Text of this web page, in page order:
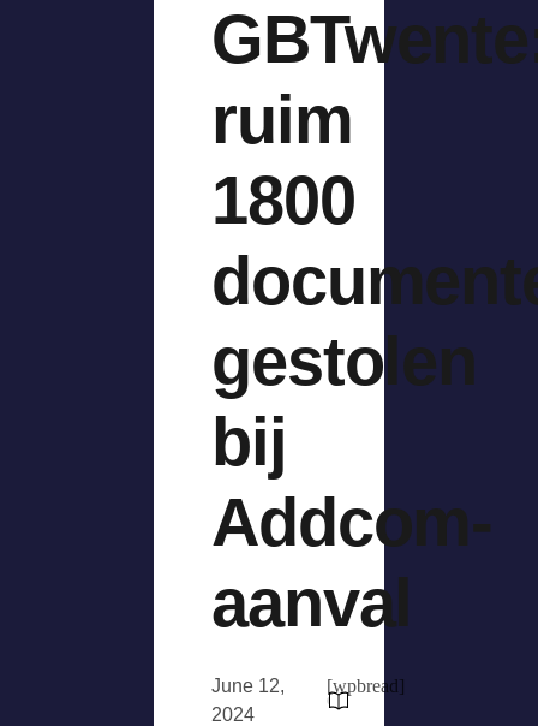
ruim
1800
gestolen
bij
Addcom-
aanval
June 12,
2024
[wpbread]